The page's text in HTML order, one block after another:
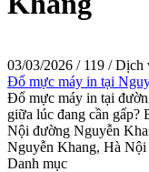
03/03/2026 / 119 /Dịch
Đổ mực máy in tại
Đổ mực máy in tại
giữa lúc đang cần gấp?
Nội đường Nguyễn
Nguyễn Khang, Hà
Danh mục